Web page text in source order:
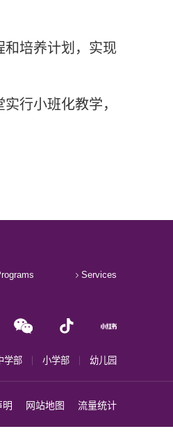
培养计划，实现
行小班化教学，
Services
学部 小学部 幼儿园
明 网站地图 流量统计